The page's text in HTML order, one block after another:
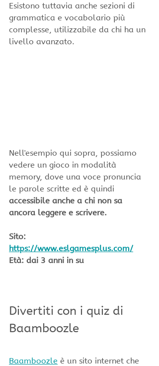
Esistono tuttavia anche sezioni di
grammatica e vocabolario più
complesse, utilizzabile da chi ha un
livello avanzato.
Nell'esempio qui sopra, possiamo
vedere un gioco in modalità
memory, dove una voce pronuncia
le parole scritte ed è quindi
accessibile anche a chi non sa
ancora leggere e scrivere.
Sito:
https://www.eslgamesplus.com/
Età: dai 3 anni in su
Divertiti con i quiz di
Baamboozle
Baamboozle è un sito internet che